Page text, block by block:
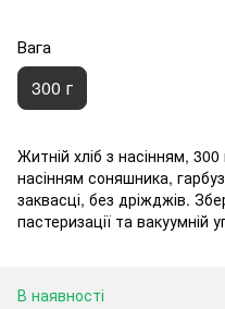
Вага
300 г
Житній хліб з насінням,
насінням соняшника,
заквасці, без дріжджів.
пастеризації та вакуумній
В наявності